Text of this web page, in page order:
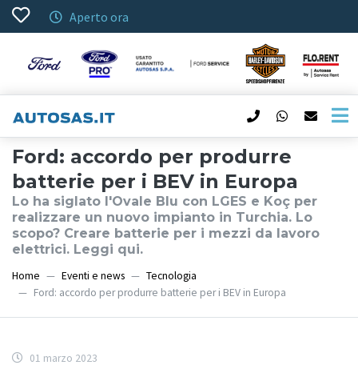
Aperto ora
Ford: accordo per produrre
batterie per i BEV in Europa
Lo ha siglato l'Ovale Blu con LGES e Koç per
realizzare un nuovo impianto in Turchia. Lo
scopo? Creare batterie per i mezzi da lavoro
elettrici. Leggi qui.
Home Eventi e news
Tecnologia
Ford: accordo per produrre batterie per i BEV in Europa
01 marzo 2023